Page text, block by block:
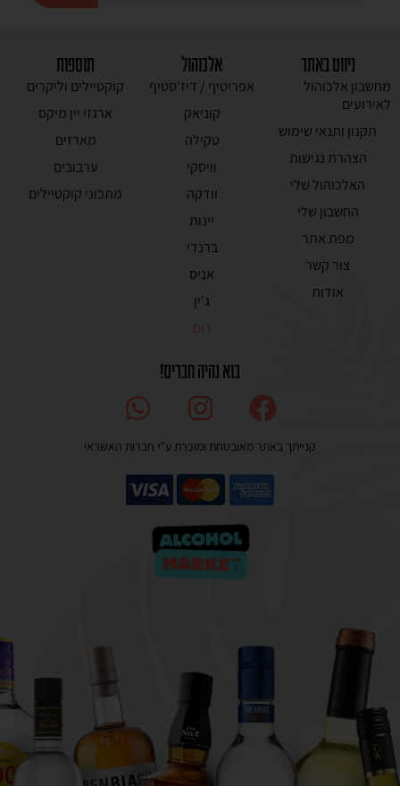
אלכוהול
אפריטיף / דיז'סטיף
קוניאק
טקילה
וויסקי
וודקה
יינות
ברנדי
אניס
ג'ין
רום
תוספות
קוקטיילים וליקרים
ארגזי יין מיקס
מארזים
ערבובים
מתכוני קוקטיילים
ניווט באתר
מחשבון אלכוהול
לאירועים
תקנון ותנאי שימוש
הצהרת נגישות
האלכוהול שלי
החשבון שלי
מפת אתר
צור קשר
אודות
בוא נהיה חברים!
קנייתך באתר מאובטחת ומוכרת ע”י חברות האשראי